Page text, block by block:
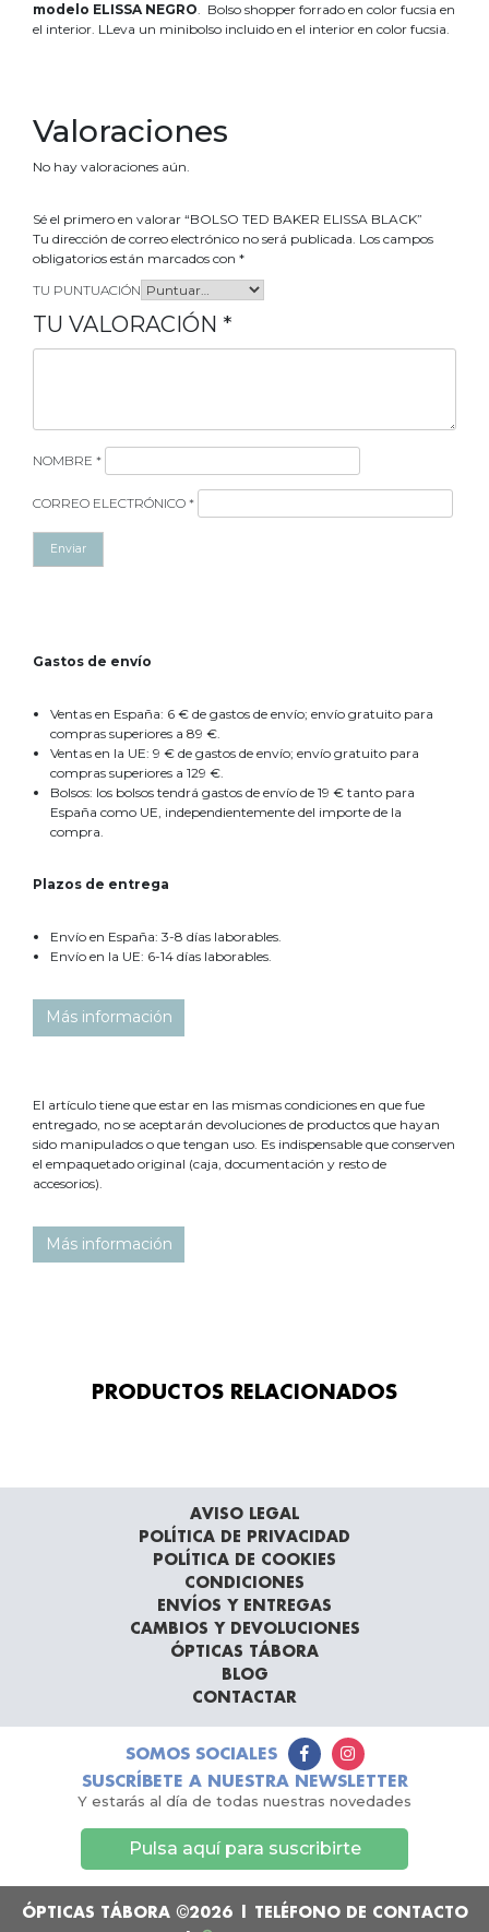
modelo ELISSA NEGRO. Bolso shopper forrado en color fucsia en
el interior. LLeva un minibolso incluido en el interior en color fucsia.
Valoraciones
No hay valoraciones aún.
Sé el primero en valorar “BOLSO TED BAKER ELISSA BLACK”
Tu dirección de correo electrónico no será publicada. Los campos
obligatorios están marcados con *
TU PUNTUACIÓN
TU VALORACIÓN *
NOMBRE *
CORREO ELECTRÓNICO *
Gastos de envío
Ventas en España: 6 € de gastos de envío; envío gratuito para
compras superiores a 89 €.
Ventas en la UE: 9 € de gastos de envío; envío gratuito para
compras superiores a 129 €.
Bolsos: los bolsos tendrá gastos de envío de 19 € tanto para
España como UE, independientemente del importe de la
compra.
Plazos de entrega
Envío en España: 3-8 días laborables.
Envío en la UE: 6-14 días laborables.
Más información
El artículo tiene que estar en las mismas condiciones en que fue
entregado, no se aceptarán devoluciones de productos que hayan
sido manipulados o que tengan uso. Es indispensable que conserven
el empaquetado original (caja, documentación y resto de
accesorios).
Más información
PRODUCTOS RELACIONADOS
AVISO LEGAL
POLÍTICA DE PRIVACIDAD
POLÍTICA DE COOKIES
CONDICIONES
ENVÍOS Y ENTREGAS
CAMBIOS Y DEVOLUCIONES
ÓPTICAS TÁBORA
BLOG
CONTACTAR
SOMOS SOCIALES
SUSCRÍBETE A NUESTRA NEWSLETTER
Y estarás al día de todas nuestras novedades
Pulsa aquí para suscribirte
ÓPTICAS TÁBORA ©2026 | TELÉFONO DE CONTACTO